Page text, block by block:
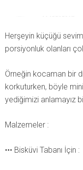
Herşeyin küçüğü
porsiyonluk olanları
Örneğin kocaman bir
korkuturken, böyle
yediğimizi anlamayız
Malzemeler :
••• Bisküvi Tabanı İçin :